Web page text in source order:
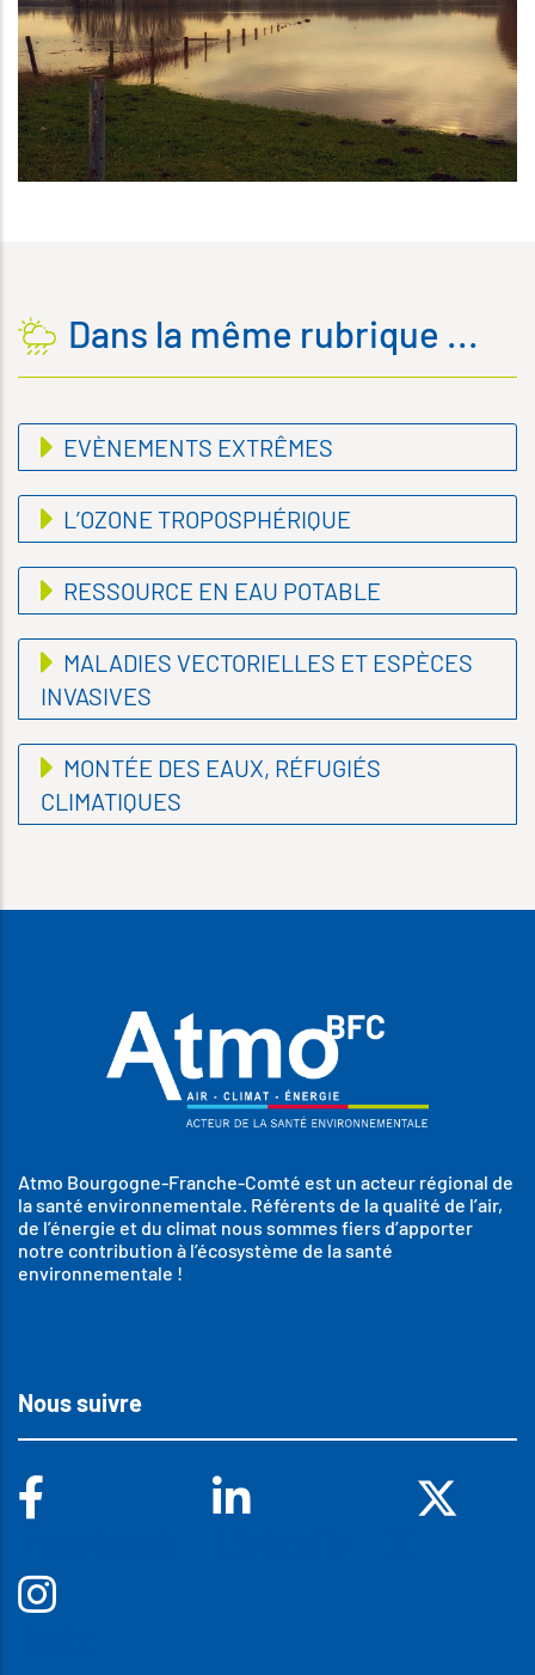
Dans la même rubrique ...
EVÈNEMENTS EXTRÊMES
L’OZONE TROPOSPHÉRIQUE
RESSOURCE EN EAU POTABLE
MALADIES VECTORIELLES ET ESPÈCES
INVASIVES
MONTÉE DES EAUX, RÉFUGIÉS
CLIMATIQUES
Atmo Bourgogne-Franche-Comté est un acteur régional de
la santé environnementale. Référents de la qualité de l’air,
de l’énergie et du climat nous sommes fiers d’apporter
notre contribution à l’écosystème de la santé
environnementale !
Nous suivre